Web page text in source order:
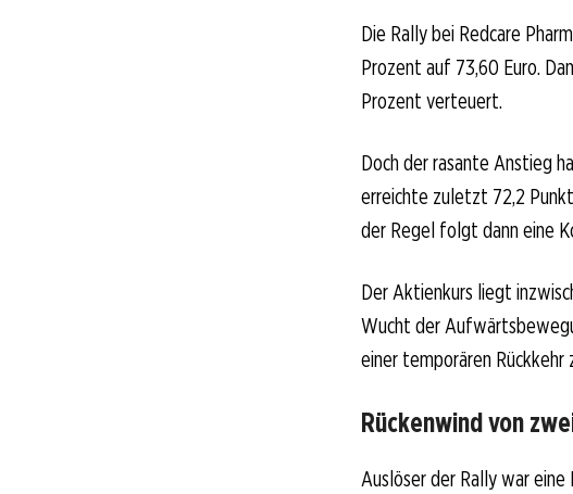
Die Rally bei Redcare
Prozent auf 73,60 Euro.
Prozent verteuert.
Doch der rasante Anstieg
erreichte zuletzt 72,2
der Regel folgt dann eine
Der Aktienkurs liegt
Wucht der
einer temporären
Rückenwind von
Auslöser der Rally war